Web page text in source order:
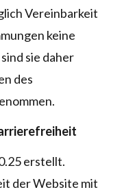
Vereinbarkeit
keine
sie daher
des
erstellt.
der Website mit